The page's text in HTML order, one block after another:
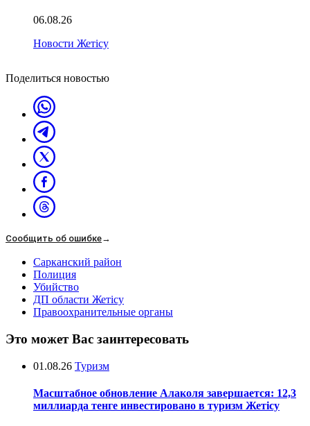
06.08.26
Новости Жетісу
Поделиться новостью
Сообщить об ошибке→
Сарканский район
Полиция
Убийство
ДП области Жетісу
Правоохранительные органы
Это может Вас заинтересовать
01.08.26 Туризм
Масштабное обновление Алаколя завершается: 12,3
миллиарда тенге инвестировано в туризм Жетісу